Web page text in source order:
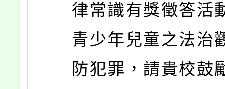
律常識有獎徵答活
青少年兒童之法治
防犯罪，請貴校鼓